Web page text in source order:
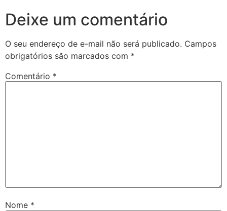
Deixe um comentário
O seu endereço de e-mail não será publicado. Campos
obrigatórios são marcados com *
Comentário *
Nome *